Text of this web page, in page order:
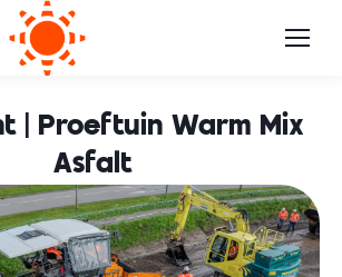
| Proeftuin Warm Mix
Asfalt